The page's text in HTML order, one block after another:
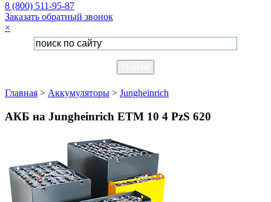
8 (800) 511-95-87
Заказать обратный звонок
×
Главная > Аккумуляторы > Jungheinrich
АКБ на Jungheinrich ETM 10 4 PzS 620